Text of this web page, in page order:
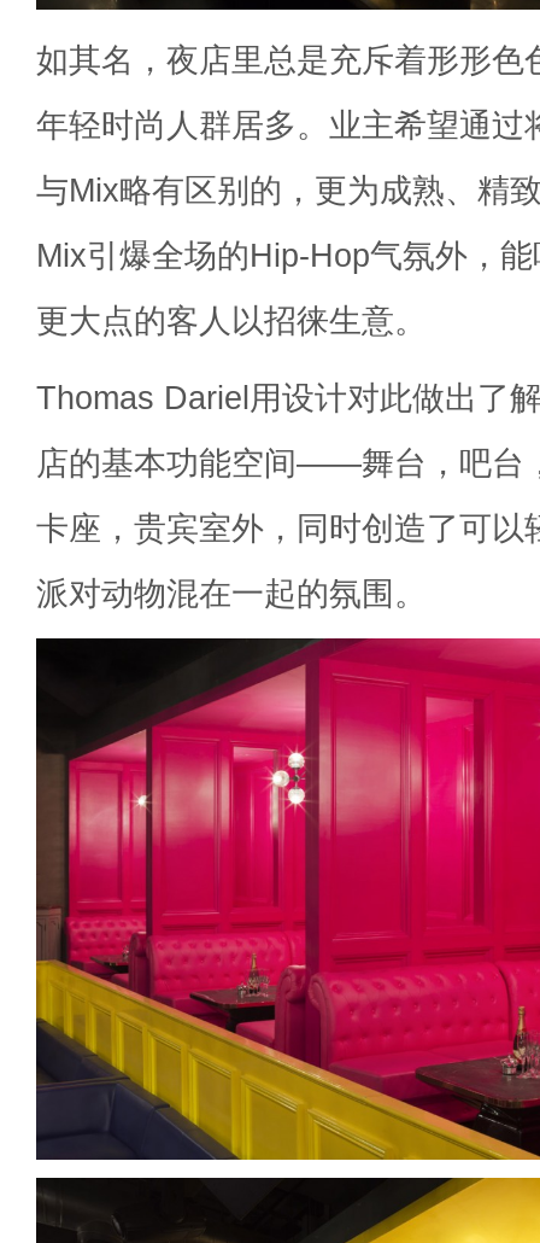
如其名，夜店里总是充斥着形形色
年轻时尚人群居多。业主希望通过
与Mix略有区别的，更为成熟、精
Mix引爆全场的Hip-Hop气氛外，
更大点的客人以招徕生意。
Thomas Dariel用设计对此做出了
店的基本功能空间——舞台，吧台
卡座，贵宾室外，同时创造了可以
派对动物混在一起的氛围。